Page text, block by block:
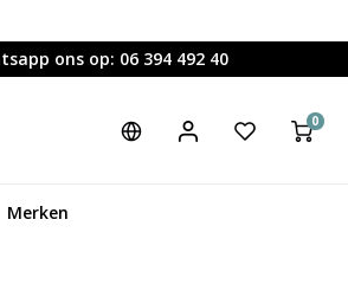
ons op: 06 394 492 40
0
Merken